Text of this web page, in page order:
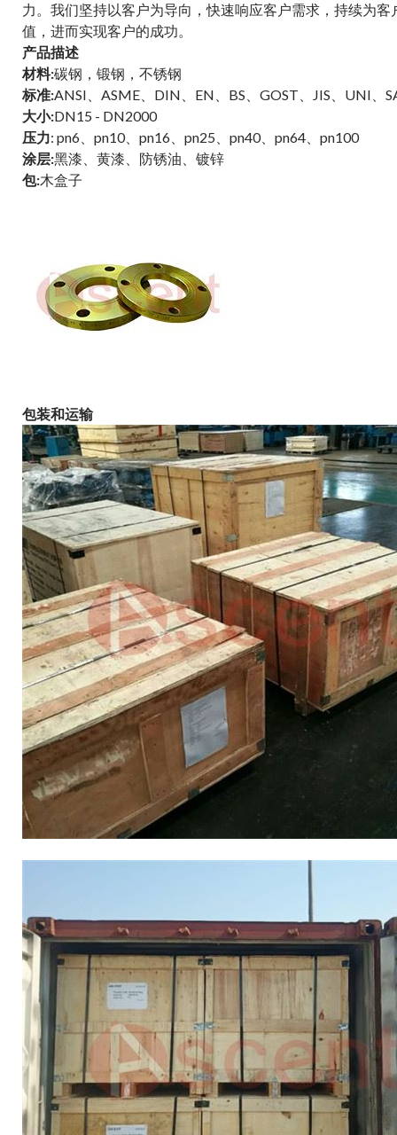
力。我们坚持以客户为导向，快速响应客户需求，持续为客
值，进而实现客户的成功。
产品描述
材料:碳钢，锻钢，不锈钢
标准:ANSI、ASME、DIN、EN、BS、GOST、JIS、UNI、
大小:DN15 - DN2000
压力: pn6、pn10、pn16、pn25、pn40、pn64、pn100
涂层:黑漆、黄漆、防锈油、镀锌
包:木盒子
包装和运输